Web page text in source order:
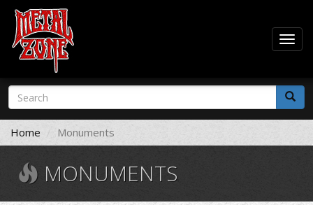
Skip
main
content
Search
form
Search
Home Monuments
MONUMENTS